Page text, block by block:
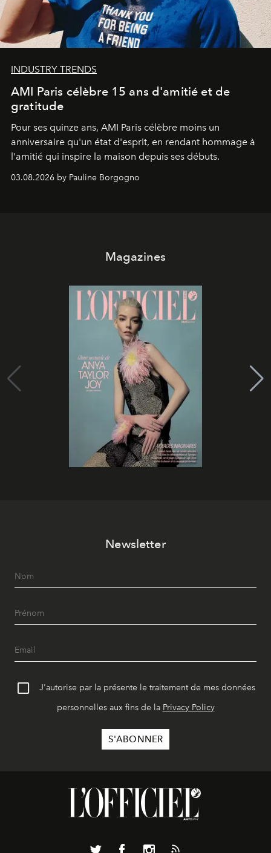
INDUSTRY TRENDS
AMI Paris célèbre 15 ans d'amitié et de
gratitude
Pour ses quinze ans, AMI Paris célèbre moins un
anniversaire qu'un état d'esprit, en rendant hommage à
l'amitié qui inspire la maison depuis ses débuts.
03.08.2026 by Pauline Borgogno
Magazines
Newsletter
J'autorise par la présente le traitement de mes données
personnelles aux fins de la Privacy Policy